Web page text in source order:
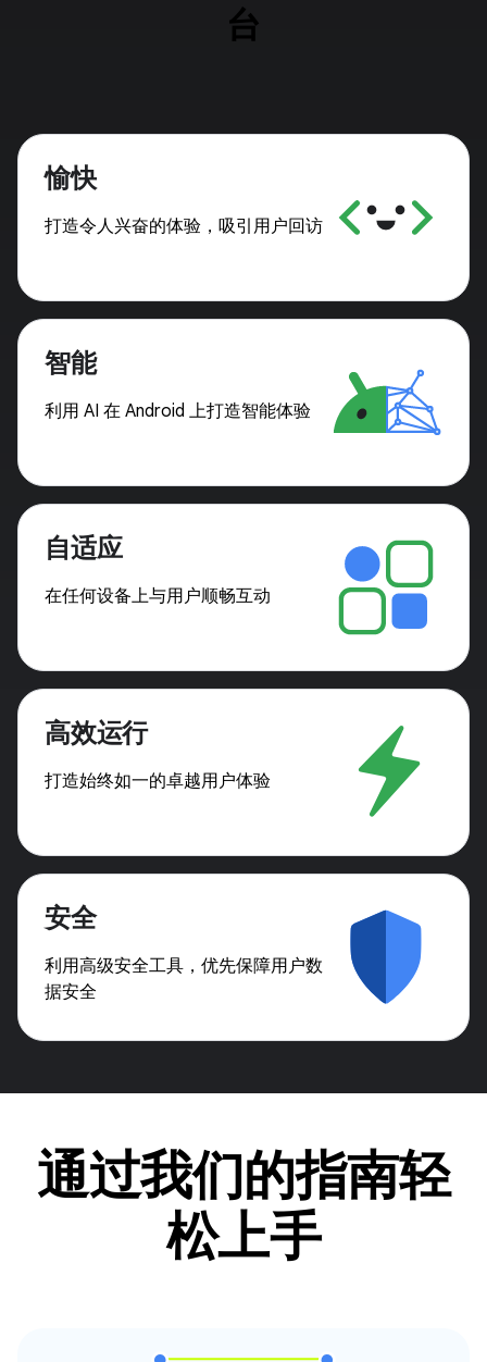
台
愉快
打造令人兴奋的体验，吸引用户回访
智能
利用 AI 在 Android 上打造智能体验
自适应
在任何设备上与用户顺畅互动
高效运行
打造始终如一的卓越用户体验
安全
利用高级安全工具，优先保障用户数
据安全
通过我们的指南轻
松上手